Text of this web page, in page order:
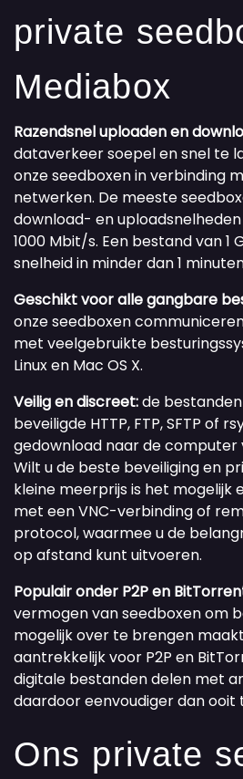
private
Mediabox
Razendsnel uploaden en
dataverkeer soepel en snel te
onze seedboxen in verbinding
netwerken. De meeste
download- en
1000 Mbit/s. Een bestand van 1
snelheid in minder dan 1
Geschikt voor alle gangbare
onze seedboxen
met veelgebruikte
Linux en Mac OS X.
Veilig en discreet:de
beveiligde HTTP, FTP, SFTP of
gedownload naar de computer
Wilt u de beste beveiliging en
kleine meerprijs is het mogelijk
met een VNC-verbinding of
protocol, waarmee u de
op afstand kunt uitvoeren.
Populair onder P2P en
vermogen van seedboxen om
mogelijk over te brengen
aantrekkelijk voor P2P en
digitale bestanden delen met
daardoor eenvoudiger dan ooit
Ons private